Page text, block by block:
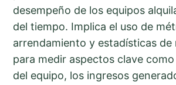
desempeño de los equipos
del tiempo. Implica el uso de
arrendamiento y estadísticas de
para medir aspectos clave
del equipo, los ingresos